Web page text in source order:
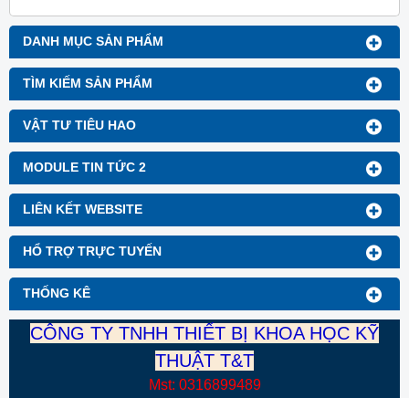
DANH MỤC SẢN PHẨM
TÌM KIẾM SẢN PHẨM
VẬT TƯ TIÊU HAO
MODULE TIN TỨC 2
LIÊN KẾT WEBSITE
HỔ TRỢ TRỰC TUYẾN
THỐNG KÊ
Thương hiệu: Blue Gizmo
CÔNG TY TNHH THIẾT BỊ KHOA HỌC KỸ
THUẬT T&T
Mst: 0316899489